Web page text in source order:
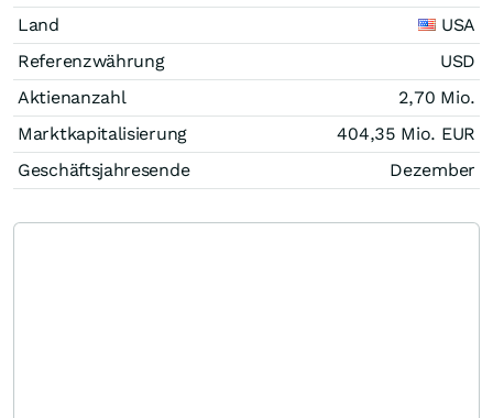
Land
USA
Referenzwährung
USD
Aktienanzahl
2,70 Mio.
Marktkapitalisierung
404,35 Mio. EUR
Geschäftsjahresende
Dezember